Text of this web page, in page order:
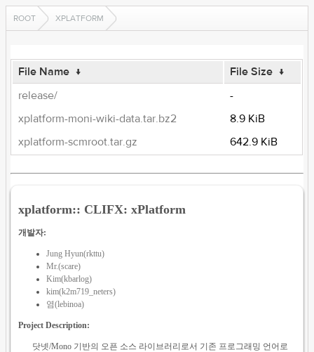
ROOT XPLATFORM
File Name ↓ File Size ↓
release/
-
xplatform-moni-wiki-data.tar.bz2
8.9 KiB
xplatform-scmroot.tar.gz
642.9 KiB
xplatform:: CLIFX: xPlatform
개발자:
Jung Hyun(rkttu)
Mr.(scare)
Kim(kbarlog)
kim(k2m719_neters)
염(lebinoa)
Project Description:
닷넷/Mono 기반의 오픈 소스 라이브러리로서 기존 프로그래밍 언어로